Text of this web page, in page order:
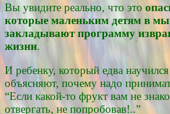
Вы увидите реально, что это
которые маленьким детям в
закладывают программу
жизни.
И ребенку, который едва
объясняют, почему надо
“Если какой-то фрукт вам не
отвергать, не попробовав!..”